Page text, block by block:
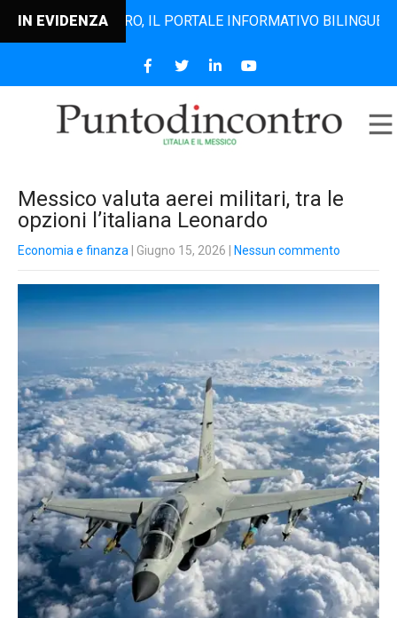
IN EVIDENZAIL PORTALE INFORMATIVO BILINGUE CHE
Messico valuta aerei militari, tra le
opzioni l’italiana Leonardo
Economia e finanza | Giugno 15, 2026 Nessun commento